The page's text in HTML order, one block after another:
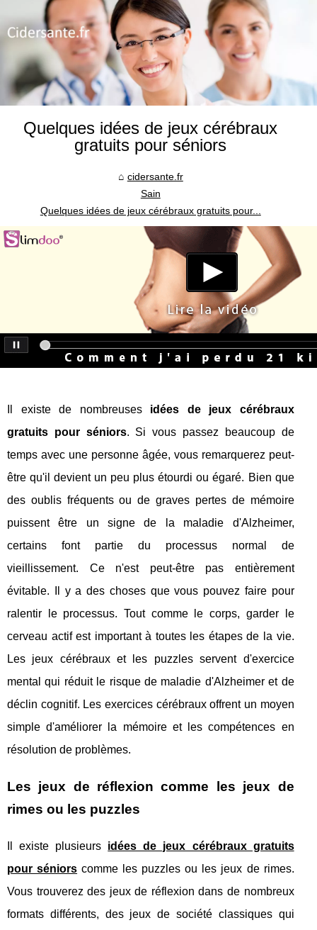
Quelques idées de jeux cérébraux
gratuits pour séniors
cidersante.fr
Sain
Quelques idées de jeux cérébraux gratuits pour...
Il existe de nombreuses idées de jeux cérébraux
gratuits pour séniors. Si vous passez beaucoup de
temps avec une personne âgée, vous remarquerez peut-
être qu'il devient un peu plus étourdi ou égaré. Bien que
des oublis fréquents ou de graves pertes de mémoire
puissent être un signe de la maladie d'Alzheimer,
certains font partie du processus normal de
vieillissement. Ce n'est peut-être pas entièrement
évitable. Il y a des choses que vous pouvez faire pour
ralentir le processus. Tout comme le corps, garder le
cerveau actif est important à toutes les étapes de la vie.
Les jeux cérébraux et les puzzles servent d'exercice
mental qui réduit le risque de maladie d'Alzheimer et de
déclin cognitif. Les exercices cérébraux offrent un moyen
simple d'améliorer la mémoire et les compétences en
résolution de problèmes.
Les jeux de réflexion comme les jeux de
rimes ou les puzzles
Il existe plusieurs idées de jeux cérébraux gratuits
pour séniors comme les puzzles ou les jeux de rimes.
Vous trouverez des jeux de réflexion dans de nombreux
formats différents, des jeux de société classiques qui